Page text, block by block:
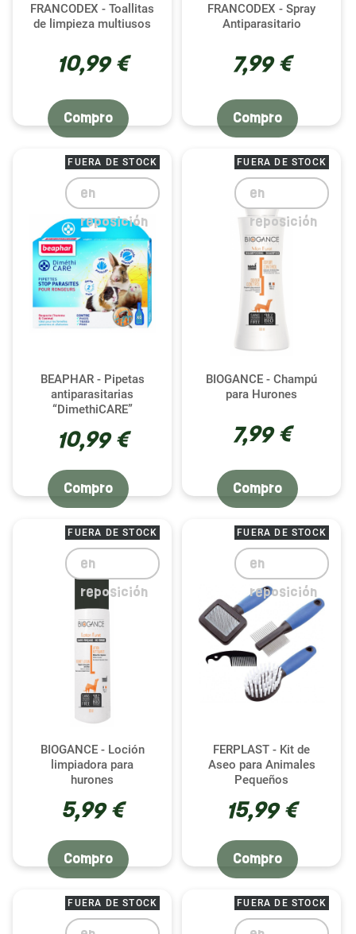
FRANCODEX - Toallitas
de limpieza multiusos
10,99 €
Compro
FRANCODEX - Spray
Antiparasitario
7,99 €
Compro
BEAPHAR - Pipetas
antiparasitarias
“DimethiCARE”
10,99 €
FUERA DE STOCK
en
reposición
Compro
BIOGANCE - Champú
para Hurones
7,99 €
FUERA DE STOCK
en
reposición
Compro
BIOGANCE - Loción
limpiadora para
hurones
5,99 €
FUERA DE STOCK
en
reposición
Compro
FERPLAST - Kit de
Aseo para Animales
Pequeños
15,99 €
FUERA DE STOCK
en
reposición
Compro
FUERA DE STOCK FUERA DE STOCK